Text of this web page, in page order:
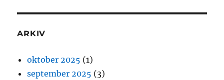
ARKIV
oktober 2025 (1)
september 2025 (3)